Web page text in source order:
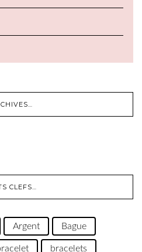
CLEFS…
Argent Bague
bracelets